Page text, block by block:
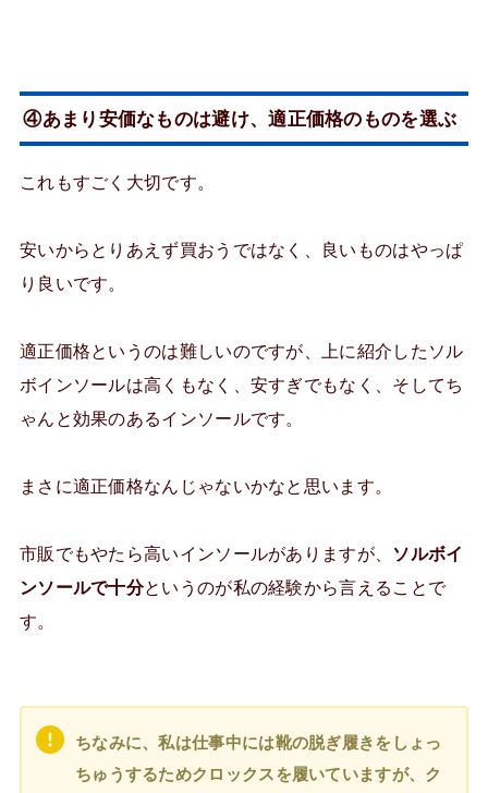
④あまり安価なものは避け、適正価格のものを選ぶ
これもすごく大切です。
安いからとりあえず買おうではなく、良いものはやっぱ
り良いです。
適正価格というのは難しいのですが、上に紹介したソル
ボインソールは高くもなく、安すぎでもなく、そしてち
ゃんと効果のあるインソールです。
まさに適正価格なんじゃないかなと思います。
市販でもやたら高いインソールがありますが、 ソルボイ
ンソールで十分というのが私の経験から言えることで
す。
ちなみに、私は仕事中には靴の脱ぎ履きをしょっ
ちゅうするためクロックスを履いていますが、ク